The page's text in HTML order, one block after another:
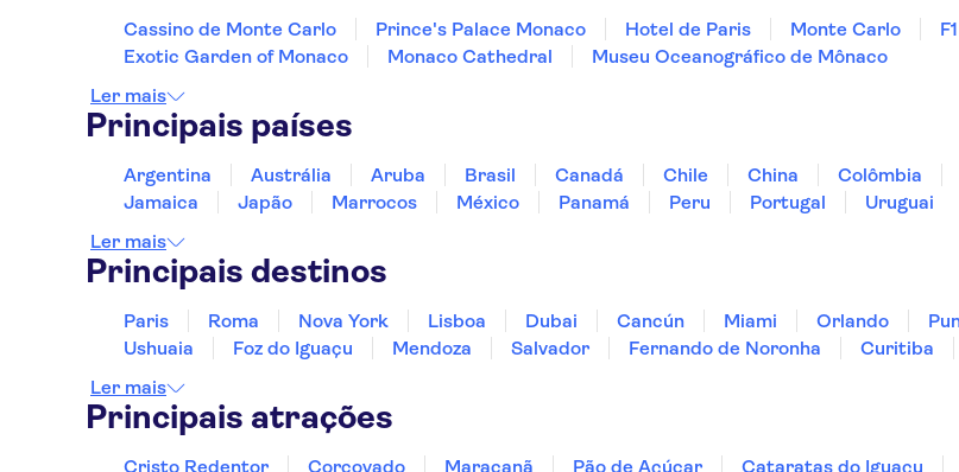
Hotel Cronstadt
Splendid Hotel & Spa Nice
Hotel Le Grimaldi
Ajoupa Apart'hotel Nice
Hotel Paradis
Hotel du Midi
Hotel So’co by
HappyCulture
Hotel d'Ostende
Hotel Le Grimaldi by
Cassino de Monte Carlo Prince's Palace Monaco Hotel de Paris Monte Carlo
Exotic Garden of Monaco
Monaco Cathedral
Museu Oceanográfico de Mônaco
Ler mais
Principais países
Argentina Austrália Aruba Brasil Canadá Chile China Colômbia
Jamaica
Japão Marrocos México Panamá Peru Portugal
Uruguai
Ler mais
Principais destinos
Paris Roma Nova York Lisboa Dubai Cancún Miami Orlando
Ushuaia
Foz do Iguaçu Mendoza Salvador Fernando de Noronha Curitiba
Ler mais
Principais atrações
Cristo Redentor Corcovado Maracanã Pão de Açúcar Cataratas do Iguaçu